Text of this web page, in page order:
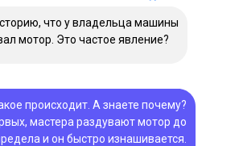
что у владельца машины
мотор. Это частое явление?
происходит. А знаете почему?
мастера раздувают мотор до
и он быстро изнашивается.